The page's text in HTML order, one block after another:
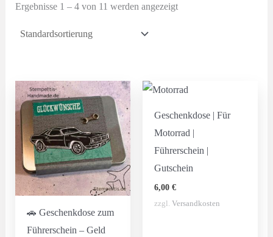
Ergebnisse 1 – 4 von 11 werden angezeigt
🚗 Geschenkdose zum
Führerschein – Geld
Geschenkdose | Für
Motorrad |
Führerschein |
Gutschein
6,00€
zzgl.Versandkosten